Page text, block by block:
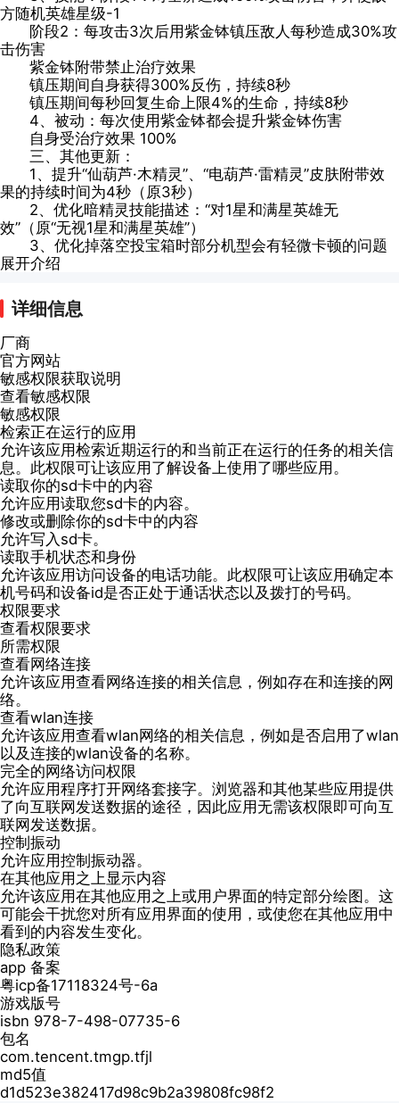
方随机英雄星级-1
阶段2：每攻击3次后用紫金钵镇压敌人每秒造成30%攻
击伤害
紫金钵附带禁止治疗效果
镇压期间自身获得300%反伤，持续8秒
镇压期间每秒回复生命上限4%的生命，持续8秒
4、被动：每次使用紫金钵都会提升紫金钵伤害
自身受治疗效果 100%
三、其他更新：
1、提升“仙葫芦·木精灵”、“电葫芦·雷精灵”皮肤附带效
果的持续时间为4秒（原3秒）
2、优化暗精灵技能描述：“对1星和满星英雄无
效”（原“无视1星和满星英雄”）
3、优化掉落空投宝箱时部分机型会有轻微卡顿的问题
展开介绍
详细信息
厂商
官方网站
敏感权限获取说明
查看敏感权限
敏感权限
检索正在运行的应用
允许该应用检索近期运行的和当前正在运行的任务的相关信
息。此权限可让该应用了解设备上使用了哪些应用。
读取你的sd卡中的内容
允许应用读取您sd卡的内容。
修改或删除你的sd卡中的内容
允许写入sd卡。
读取手机状态和身份
允许该应用访问设备的电话功能。此权限可让该应用确定本
机号码和设备id是否正处于通话状态以及拨打的号码。
权限要求
查看权限要求
所需权限
查看网络连接
允许该应用查看网络连接的相关信息，例如存在和连接的网
络。
查看wlan连接
允许该应用查看wlan网络的相关信息，例如是否启用了wlan
以及连接的wlan设备的名称。
完全的网络访问权限
允许应用程序打开网络套接字。浏览器和其他某些应用提供
了向互联网发送数据的途径，因此应用无需该权限即可向互
联网发送数据。
控制振动
允许应用控制振动器。
在其他应用之上显示内容
允许该应用在其他应用之上或用户界面的特定部分绘图。这
可能会干扰您对所有应用界面的使用，或使您在其他应用中
看到的内容发生变化。
隐私政策
app 备案
粤icp备17118324号-6a
游戏版号
isbn 978-7-498-07735-6
包名
com.tencent.tmgp.tfjl
md5值
d1d523e382417d98c9b2a39808fc98f2